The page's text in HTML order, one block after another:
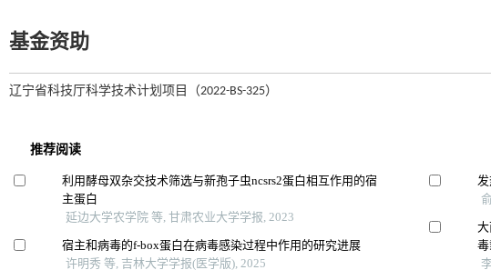
基金资助
辽宁省科技厅科学技术计划项目（2022-BS-325）